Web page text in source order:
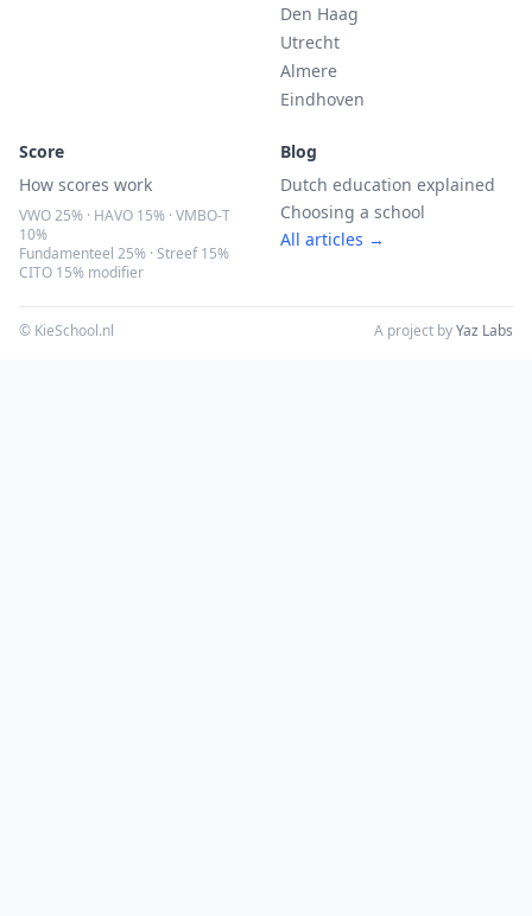
Den Haag
Utrecht
Almere
Eindhoven
Score
How scores work
VWO 25% · HAVO 15% · VMBO-T
10%
Fundamenteel 25% · Streef 15%
CITO 15% modifier
Blog
Dutch education explained
Choosing a school
All articles →
© KieSchool.nl A project byYaz Labs